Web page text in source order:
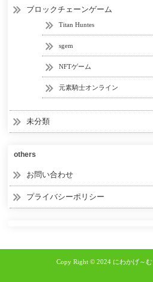
ブロックチェーンゲーム
Titan Huntes
sgem
NFTゲーム
元素騎士オンライン
未分類
others
お問い合わせ
プライバシーポリシー
Copy Right © 2024 にわかげ～む